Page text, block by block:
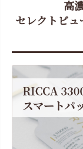
高
セレクトビュ